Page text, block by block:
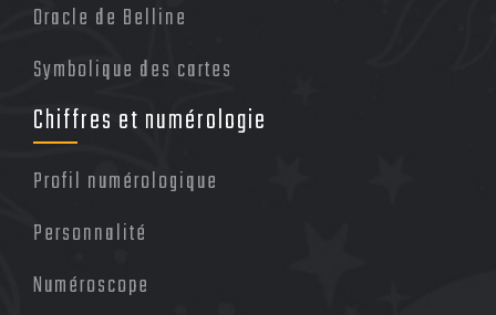
Oracle de Belline
Symbolique des cartes
Chiffres et numérologie
Profil numérologique
Personnalité
Numéroscope